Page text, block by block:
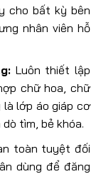
cho bất kỳ bên
nhân viên hỗ
Luôn thiết lập
chữ hoa, chữ
lớp áo giáp cơ
tìm, bẻ khóa.
toàn tuyệt đối
dùng để đăng